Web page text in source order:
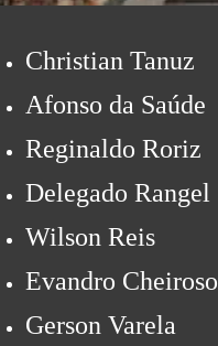
Christian Tanuz
Afonso da Saúde
Reginaldo Roriz
Delegado Rangel
Wilson Reis
Evandro Cheiroso
Gerson Varela